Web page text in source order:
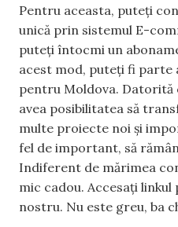
Pentru aceasta, puteți
unică prin sistemul E-
puteți întocmi un
acest mod, puteți fi parte
pentru Moldova. Datorită
avea posibilitatea să
multe proiecte noi și
fel de important, să
Indiferent de mărimea
mic cadou. Accesați
nostru. Nu este greu, ba